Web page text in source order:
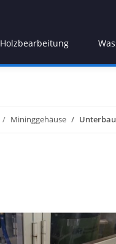
Holzbearbeitung
Mininggehäuse